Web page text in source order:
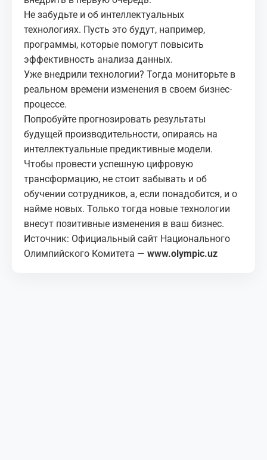
Не забудьте и об интеллектуальных
технологиях. Пусть это будут, например,
программы, которые помогут повысить
эффективность анализа данных.
Уже внедрили технологии? Тогда мониторьте в
реальном времени изменения в своем бизнес-
процессе.
Попробуйте прогнозировать результаты
будущей производительности, опираясь на
интеллектуальные предиктивные модели.
Чтобы провести успешную цифровую
трансформацию, не стоит забывать и об
обучении сотрудников, а, если понадобится, и о
найме новых. Только тогда новые технологии
внесут позитивные изменения в ваш бизнес.
Источник: Официальный сайт Национального
Олимпийского Комитета — www.olympic.uz